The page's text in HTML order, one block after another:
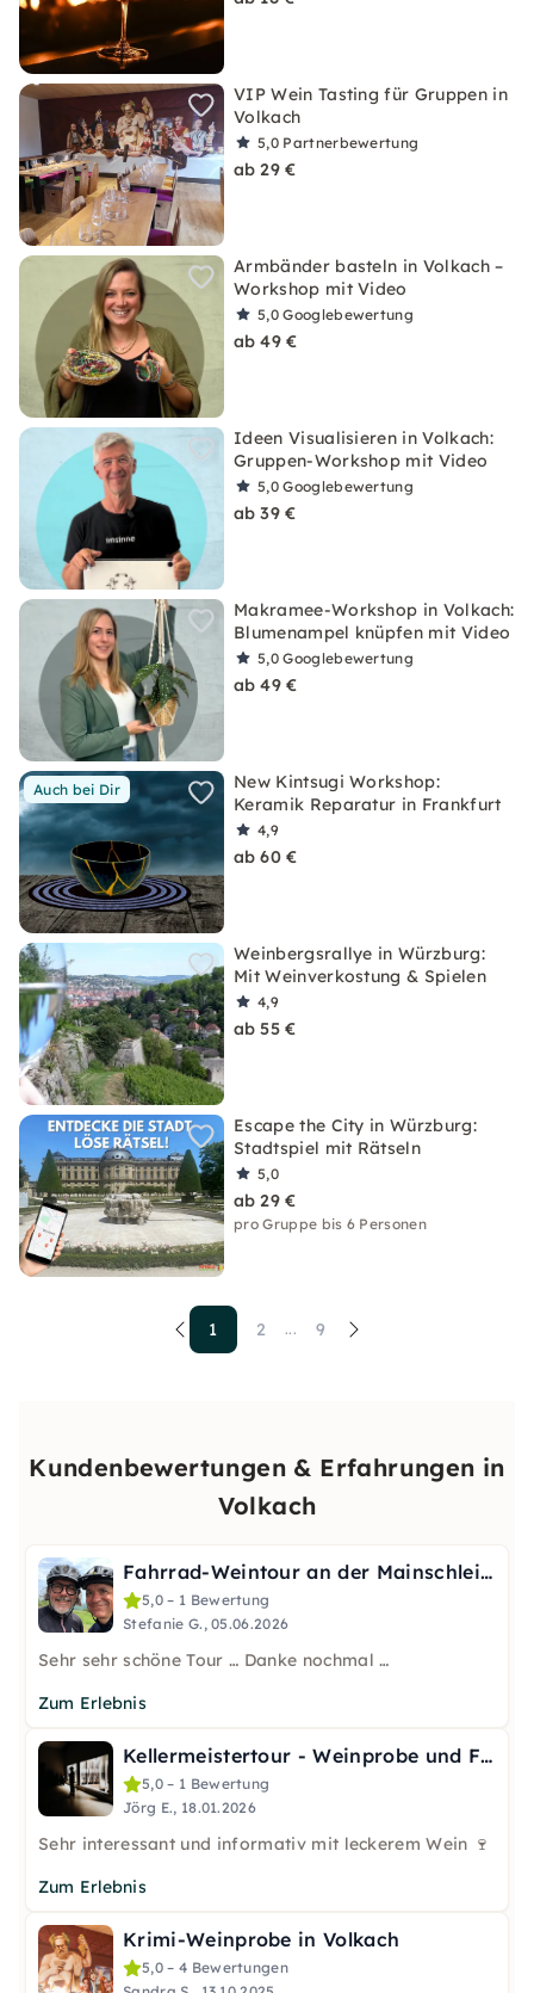
VIP Wein Tasting für Gruppen in
Volkach
5,0 Partnerbewertung
ab 29 €
Armbänder basteln in Volkach –
Workshop mit Video
5,0Googlebewertung
ab 49 €
Ideen Visualisieren in Volkach:
Gruppen-Workshop mit Video
5,0Googlebewertung
ab 39 €
Makramee-Workshop in Volkach:
Blumenampel knüpfen mit Video
5,0Googlebewertung
ab 49 €
Auch bei Dir
New Kintsugi Workshop:
Keramik Reparatur in Frankfurt
4,9
ab 60 €
Weinbergsrallye in Würzburg:
Mit Weinverkostung & Spielen
4,9
ab 55 €
Escape the City in Würzburg:
Stadtspiel mit Rätseln
5,0
ab 29 €
pro Gruppe bis 6 Personen
1 2 ... 9
Kundenbewertungen & Erfahrungen in
Volkach
Fahrrad-Weintour an der Mainschleife mit Weinwissen
5,0 – 1 Bewertung
Stefanie G., 05.06.2026
Sehr sehr schöne Tour … Danke nochmal …
Zum Erlebnis
Kellermeistertour - Weinprobe und Führung in Volkach
5,0 – 1 Bewertung
Jörg E., 18.01.2026
Sehr interessant und informativ mit leckerem Wein 🍷
Zum Erlebnis
Krimi-Weinprobe in Volkach
5,0 – 4 Bewertungen